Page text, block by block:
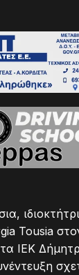
Tousia
ΙΕΚ